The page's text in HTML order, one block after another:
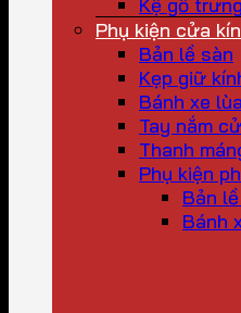
Phụ kiện cửa
Bản lề sàn
Kẹp giữ
Bánh xe
Tay nắm
Thanh
Phụ kiện
Bản
Bánh